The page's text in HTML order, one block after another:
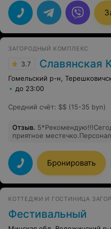
возможных Вам благ.
самом берегу водоема. Нам
деревянные домики, банька,
приятная территория для
"островки" детских площадок -- в общем, все, что
нужно было для отдыха.
ЗАГОРОДНЫЙ КОМПЛЕКС
3.7 Славянская
до 23:00
Средний счёт: $$ (15-35 byn)
Отзыв.
приятное
Бронировать
КОТТЕДЖИ И ГОСТИНИЦА
Фестивальный